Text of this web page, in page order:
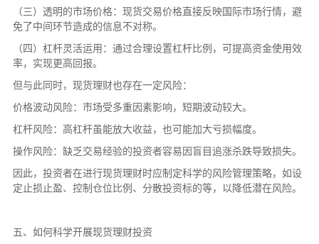
（三）透明的市场价格：现货交易价格直接反映国际市场行情，避
免了中间环节造成的信息不对称。
（四）杠杆灵活运用：通过合理设置杠杆比例，可提高资金使用效
率，实现更高回报。
但与此同时，现货理财也存在一定风险：
价格波动风险：市场受多重因素影响，短期波动较大。
杠杆风险：高杠杆虽能放大收益，也可能加大亏损幅度。
操作风险：缺乏交易经验的投资者容易因盲目追涨杀跌导致损失。
因此，投资者在进行现货理财时应制定科学的风险管理策略，如设
定止损止盈、控制仓位比例、分散投资标的等，以降低潜在风险。
五、如何科学开展现货理财投资